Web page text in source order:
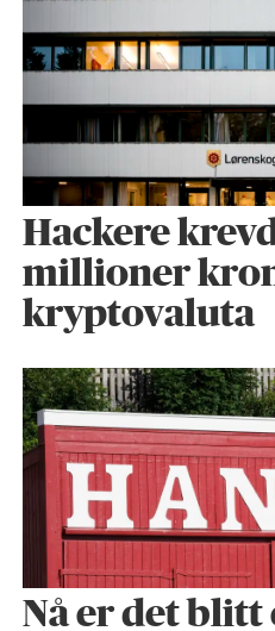
Hackere
millioner
kryptovaluta
Nå er det blitt